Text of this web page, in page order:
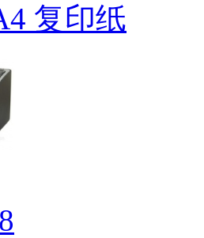
复印纸